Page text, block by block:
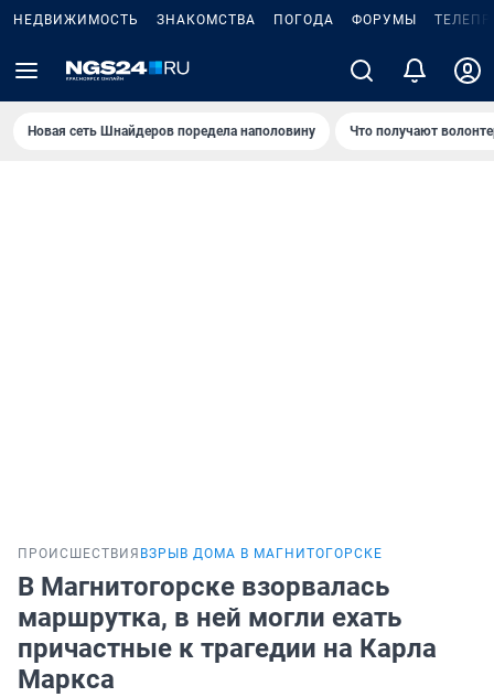
НЕДВИЖИМОСТЬ ЗНАКОМСТВА ПОГОДА ФОРУМЫ
Новая сеть Шнайдеров поредела наполовину Что получают
ПРОИСШЕСТВИЯ ВЗРЫВ ДОМА В МАГНИТОГОРСКЕ
В Магнитогорске взорвалась
маршрутка, в ней могли ехать
причастные к трагедии на Карла
Маркса